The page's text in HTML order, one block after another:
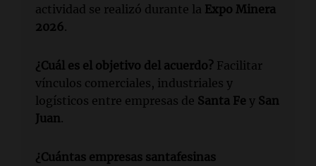
actividad se realizó durante la Expo Minera
2026.
¿Cuál es el objetivo del acuerdo? Facilitar
vínculos comerciales, industriales y
logísticos entre empresas de Santa Fe y San
Juan.
¿Cuántas empresas santafesinas